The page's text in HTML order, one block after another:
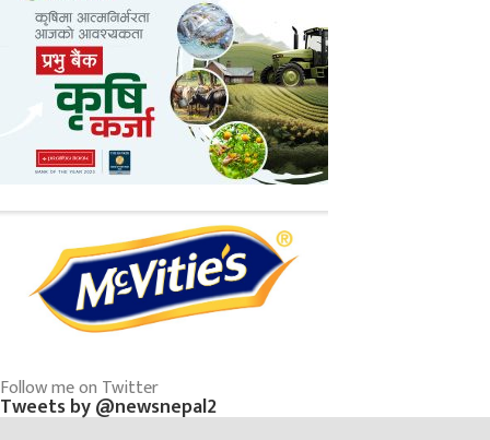
Follow me on Twitter
Tweets by @newsnepal2